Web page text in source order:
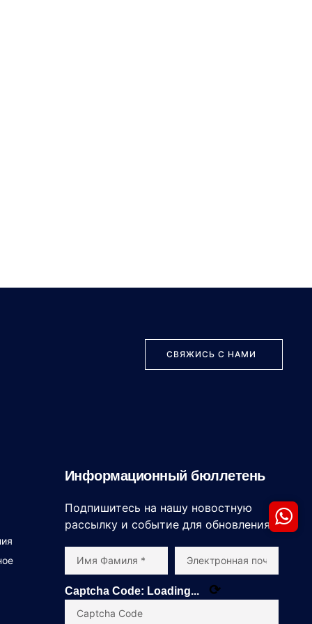
СВЯЖИСЬ С НАМИ
Информационный бюллетень
Подпишитесь на нашу новостную
рассылку и событие для обновления.
Captcha Code: Loading... ⟳